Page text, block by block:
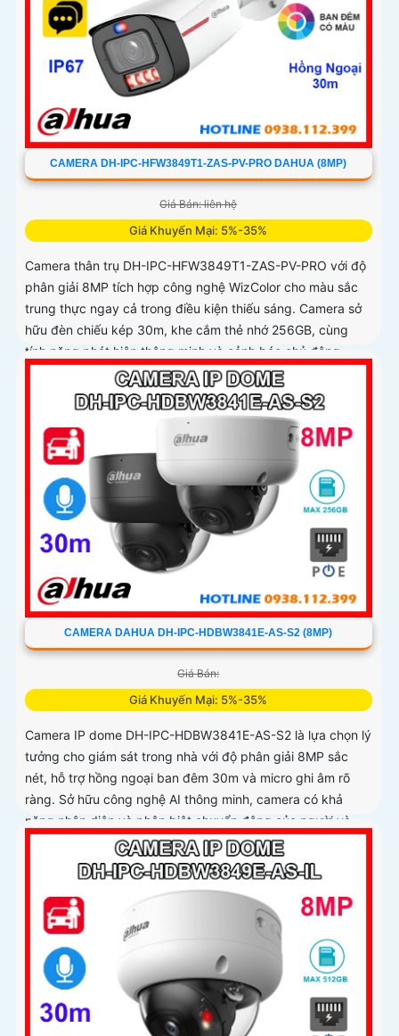
CAMERA DH-IPC-HFW3849T1-ZAS-PV-PRO DAHUA (8MP)
Giá Bán: liên hệ
Giá Khuyến Mại: 5%-35%
Camera thân trụ DH-IPC-HFW3849T1-ZAS-PV-PRO với độ
phân giải 8MP tích hợp công nghệ WizColor cho màu sắc
trung thực ngay cả trong điều kiện thiếu sáng. Camera sở
hữu đèn chiếu kép 30m, khe cắm thẻ nhớ 256GB, cùng
tính năng phát hiện thông minh và cảnh báo chủ động,
giúp giám sát hiệu quả và phản ứng kịp thời
CAMERA DAHUA DH-IPC-HDBW3841E-AS-S2 (8MP)
Giá Bán:
Giá Khuyến Mại: 5%-35%
Camera IP dome DH-IPC-HDBW3841E-AS-S2 là lựa chọn lý
tưởng cho giám sát trong nhà với độ phân giải 8MP sắc
nét, hỗ trợ hồng ngoại ban đêm 30m và micro ghi âm rõ
ràng. Sở hữu công nghệ AI thông minh, camera có khả
năng nhận diện và phân biệt chuyển động của người và
phương tiện, tăng độ chính xác trong cảnh báo an ninh